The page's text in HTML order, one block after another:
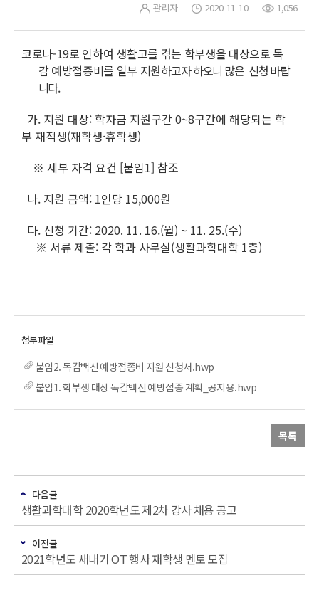
관리자 2020-11-10 1,056
코로나-19로 인하여 생활고를 겪는 학부생을 대상으로 독
감 예방접종비를 일부 지원하고자 하오니 많은 신청 바랍
니다.
가. 지원 대상: 학자금 지원구간 0~8구간에 해당되는 학
부 재적생(재학생·휴학생)
※ 세부 자격 요건 [붙임1] 참조
나. 지원 금액: 1인당 15,000원
다. 신청 기간: 2020. 11. 16.(월) ~ 11. 25.(수)
※ 서류 제출: 각 학과 사무실(생활과학대학 1층)
붙임2. 독감백신 예방접종비 지원 신청서.hwp
붙임1. 학부생 대상 독감백신 예방접종 계획_공지용.hwp
목록
다음글
생활과학대학 2020학년도 제2차 강사 채용 공고
이전글
2021학년도 새내기 OT 행사 재학생 멘토 모집